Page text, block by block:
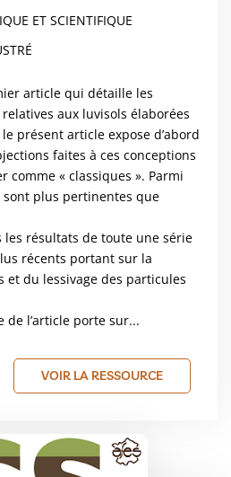
ET SCIENTIFIQUE
article qui détaille les
aux luvisols élaborées
présent article expose d’abord
faites à ces conceptions
comme « classiques ». Parmi
plus pertinentes que
les résultats de toute une série
récents portant sur la
et du lessivage des particules
l’article porte sur...
VOIR LA RESSOURCE